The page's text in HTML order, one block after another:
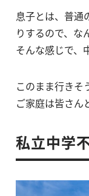
息子とは、普通
りするので、な
そんな感じで、
このまま行きそ
ご家庭は皆さん
私立中学